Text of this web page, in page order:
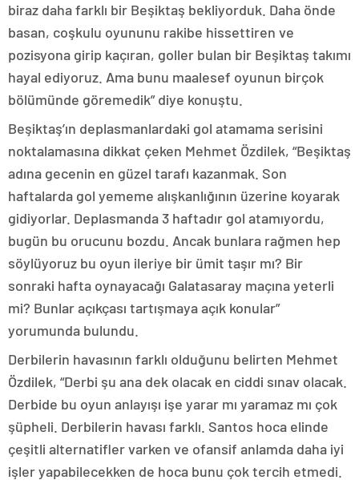
biraz daha farklı bir Beşiktaş bekliyorduk. Daha önde
basan, coşkulu oyununu rakibe hissettiren ve
pozisyona girip kaçıran, goller bulan bir Beşiktaş takımı
hayal ediyoruz. Ama bunu maalesef oyunun birçok
bölümünde göremedik” diye konuştu.
Beşiktaş’ın deplasmanlardaki gol atamama serisini
noktalamasına dikkat çeken Mehmet Özdilek, “Beşiktaş
adına gecenin en güzel tarafı kazanmak. Son
haftalarda gol yememe alışkanlığının üzerine koyarak
gidiyorlar. Deplasmanda 3 haftadır gol atamıyordu,
bugün bu orucunu bozdu. Ancak bunlara rağmen hep
söylüyoruz bu oyun ileriye bir ümit taşır mı? Bir
sonraki hafta oynayacağı Galatasaray maçına yeterli
mi? Bunlar açıkçası tartışmaya açık konular”
yorumunda bulundu.
Derbilerin havasının farklı olduğunu belirten Mehmet
Özdilek, “Derbi şu ana dek olacak en ciddi sınav olacak.
Derbide bu oyun anlayışı işe yarar mı yaramaz mı çok
şüpheli. Derbilerin havası farklı. Santos hoca elinde
çeşitli alternatifler varken ve ofansif anlamda daha iyi
işler yapabilecekken de hoca bunu çok tercih etmedi.